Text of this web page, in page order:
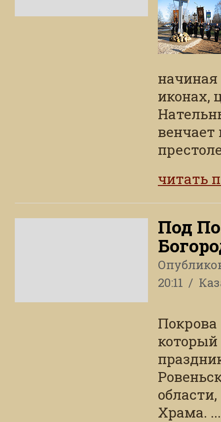
начиная
иконах,
венчает
читать
Под
20:11
Храма. ...